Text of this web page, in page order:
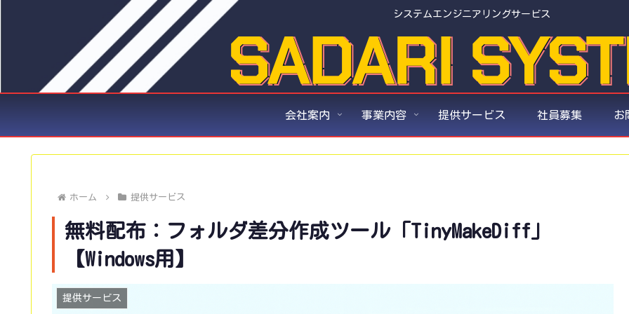
システムエンジニアリングサービス
会社案内 事業内容 提供サービス 社員募集 お
ホーム 提供サービス
無料配布：フォルダ差分作成ツール「TinyMakeDiff」
【Windows用】
提供サービス